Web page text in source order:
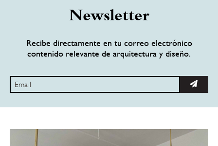
Newsletter
Recibe directamente en tu correo electrónico
contenido relevante de arquitectura y diseño.